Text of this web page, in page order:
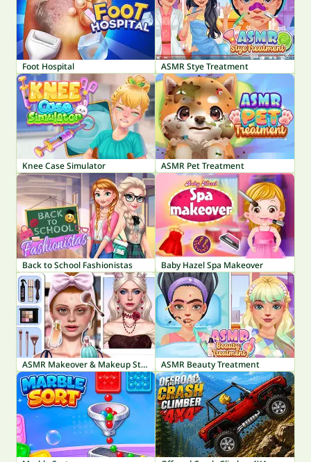
Foot Hospital ASMR Stye Treatment
Knee Case Simulator ASMR Pet Treatment
Back to School Fashionistas Baby Hazel Spa Makeover
ASMR Makeover & Makeup Studio ASMR Beauty Treatment